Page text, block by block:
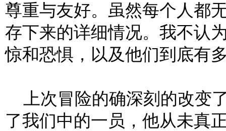
尊重与友好。虽然每个人都
存下来的详细情况。我不认
惊和恐惧，以及他们到底有
上次冒险的确深刻的改变
了我们中的一员，他从未真